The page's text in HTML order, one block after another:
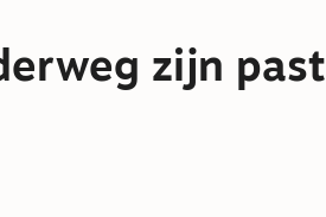
zijn past